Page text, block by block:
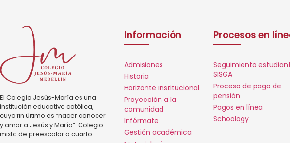
El Colegio Jesús-María es una
institución educativa católica,
cuyo fin último es “hacer conocer
y amar a Jesús y María”. Colegio
mixto de preescolar a cuarto.
Información
Admisiones
Historia
Horizonte Institucional
Proyección a la
comunidad
Infórmate
Gestión académica
Procesos en
Seguimiento
SISGA
Proceso de pago de
pensión
Pagos en línea
Schoology